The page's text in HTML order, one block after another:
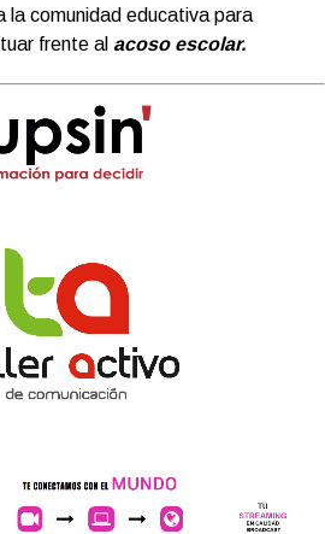
la comunidad educativa para
frente al acoso escolar.